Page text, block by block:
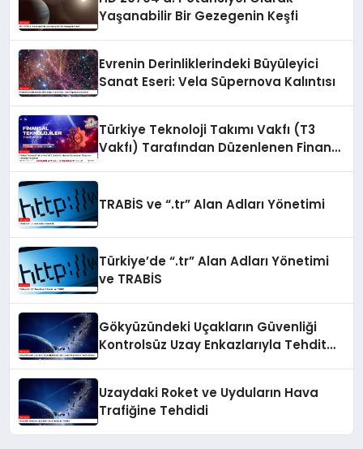
Yaşanabilir Bir Gezegenin Keşfi
Evrenin Derinliklerindeki Büyüleyici
Sanat Eseri: Vela Süpernova Kalıntısı
Türkiye Teknoloji Takımı Vakfı (T3
Vakfı) Tarafından Düzenlenen Finans
TRABİS ve “.tr” Alan Adları Yönetimi
Türkiye’de “.tr” Alan Adları Yönetimi
ve TRABİS
Gökyüzündeki Uçakların Güvenliği
Kontrolsüz Uzay Enkazlarıyla Tehdit
Uzaydaki Roket ve Uyduların Hava
Trafiğine Tehdidi